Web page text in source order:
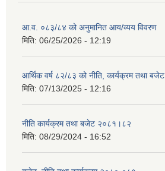
आ.व. ०८३/८४ को अनुमानित आय/व्यय विवरण
मिति: 06/25/2026 - 12:19
आर्थिक वर्ष ८२/८३ को नीति, कार्यक्रम तथा बजेट
मिति: 07/13/2025 - 12:16
नीति कार्यक्रम तथा बजेट २०८१।८२
मिति: 08/29/2024 - 16:52